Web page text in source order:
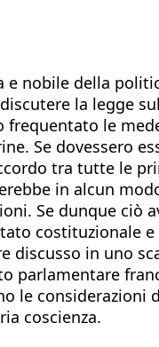
nobile della
la legge
le
Se dovessero
tra tutte le
in alcun
Se dunque ciò
costituzionale
discusso in uno
parlamentare
le considerazioni
coscienza.